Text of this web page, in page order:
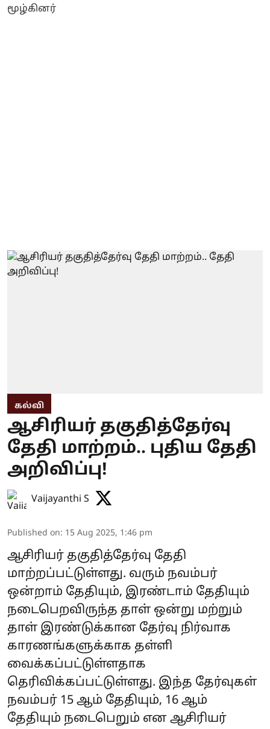
கல்வி
ஆசிரியர் தகுதித்தேர்வு
தேதி மாற்றம்.. புதிய தேதி
அறிவிப்பு!
Vaijayanthi S
Published on: 15 Aug 2025, 1:46 pm
ஆசிரியர் தகுதித்தேர்வு தேதி
மாற்றப்பட்டுள்ளது. வரும் நவம்பர்
ஒன்றாம் தேதியும், இரண்டாம் தேதியும்
நடைபெறவிருந்த தாள் ஒன்று மற்றும்
தாள் இரண்டுக்கான தேர்வு நிர்வாக
காரணங்களுக்காக தள்ளி
வைக்கப்பட்டுள்ளதாக
தெரிவிக்கப்பட்டுள்ளது. இந்த தேர்வுகள்
நவம்பர் 15 ஆம் தேதியும், 16 ஆம்
தேதியும் நடைபெறும் என ஆசிரியர்